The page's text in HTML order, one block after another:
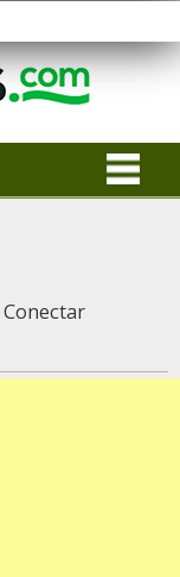
Conectar